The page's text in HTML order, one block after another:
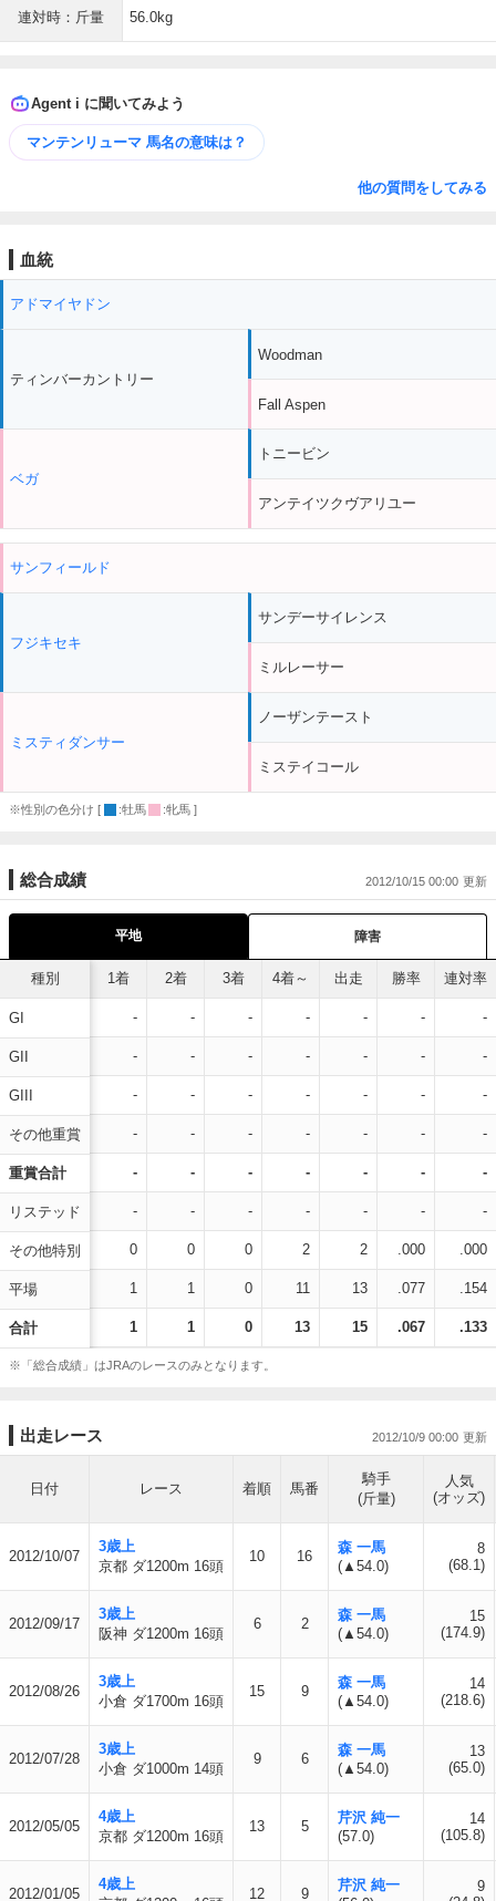
連対時：斤量 56.0kg
Agent i に聞いてみよう
マンテンリューマ 馬名の意味は？
他の質問をしてみる
血統
アドマイヤドン
ティンバーカントリー
ベガ
Woodman
Fall Aspen
トニービン
アンテイツクヴアリユー
サンフィールド
フジキセキ
ミスティダンサー
サンデーサイレンス
ミルレーサー
ノーザンテースト
ミステイコール
※性別の色分け [ :牡馬 :牝馬 ]
総合成績 2012/10/15 00:00
平地 障害
種別
GI
GII
GIII
その他重賞
重賞合計
リステッド
その他特別
平場
合計
1着 2着 3着 4着～ 出走 勝率 連対率
- - - - - - -
- - - - - - -
- - - - - - -
- - - - - - -
- - - - - - -
- - - - - - -
0 0 0 2 2 .000 .000
1 1 0 11 13 .077 .154
1 1 0 13 15 .067 .133
※「総合成績」はJRAのレースのみとなります。
出走レース 2012/10/9 00:00
日付 レース 着順 馬番
騎手
(斤量)
人気
(オッズ)
2012/10/07
3歳上
京都 ダ1200m 16頭
10 16
森 一馬
(▲54.0)
8
(68.1)
2012/09/17
3歳上
阪神 ダ1200m 16頭
6 2
森 一馬
(▲54.0)
15
(174.9)
2012/08/26
3歳上
小倉 ダ1700m 16頭
15 9
森 一馬
(▲54.0)
14
(218.6)
2012/07/28
3歳上
小倉 ダ1000m 14頭
9 6
森 一馬
(▲54.0)
13
(65.0)
2012/05/05
4歳上
京都 ダ1200m 16頭
13 5
芹沢 純一
(57.0)
14
(105.8)
2012/01/05
4歳上
12 9
芹沢 純一
9